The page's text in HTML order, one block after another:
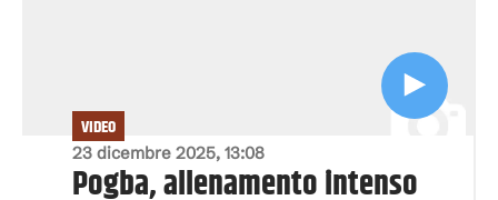
23 dicembre 2025, 13:08
VIDEO
Pogba, allenamento intenso